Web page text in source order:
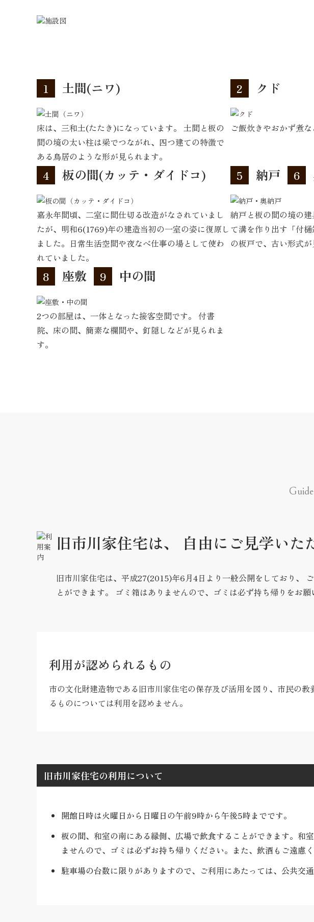
1 土間(ニワ)
床は、三和土(たたき)になっています。 土間と板の
間の境の太い柱は梁でつながれ、四つ建ての特徴で
ある鳥居のような形が見られます。
2 クド
ご飯炊きやおかず煮
4 板の間(カッテ・ダイドコ)
嘉永年間頃、二室に間仕切る改造がなされていまし
たが、明和6(1769)年の建造当初の一室の姿に復原し
ました。日常生活空間や夜なべ仕事の場として使わ
れていました。
5 納戸 6
納戸と板の間の境の
て溝を作り出す「付
の板戸で、古い形式が
8 座敷 9 中の間
2つの部屋は、一体となった接客空間です。 付書
院、床の間、簡素な欄間や、釘隠しなどが見られま
す。
Guide
旧市川家住宅は、 自由にご見学いた
旧市川家住宅は、平成27(2015)年6月4日より一般公開をしており、
とができます。 ゴミ箱はありませんので、ゴミは必ず持ち帰りをお
利用が認められるもの
市の文化財建造物である旧市川家住宅の保存及び活用を図り、市民の
るものについては利用を認めません。
旧市川家住宅の利用について
開館日時は火曜日から日曜日の午前9時から午後5時までです。
板の間、和室の南にある縁側、広場で飲食することができます。和
ませんので、ゴミは必ずお持ち帰りください。また、飲酒もご遠慮く
駐車場の台数に限りがありますので、ご利用にあたっては、公共交